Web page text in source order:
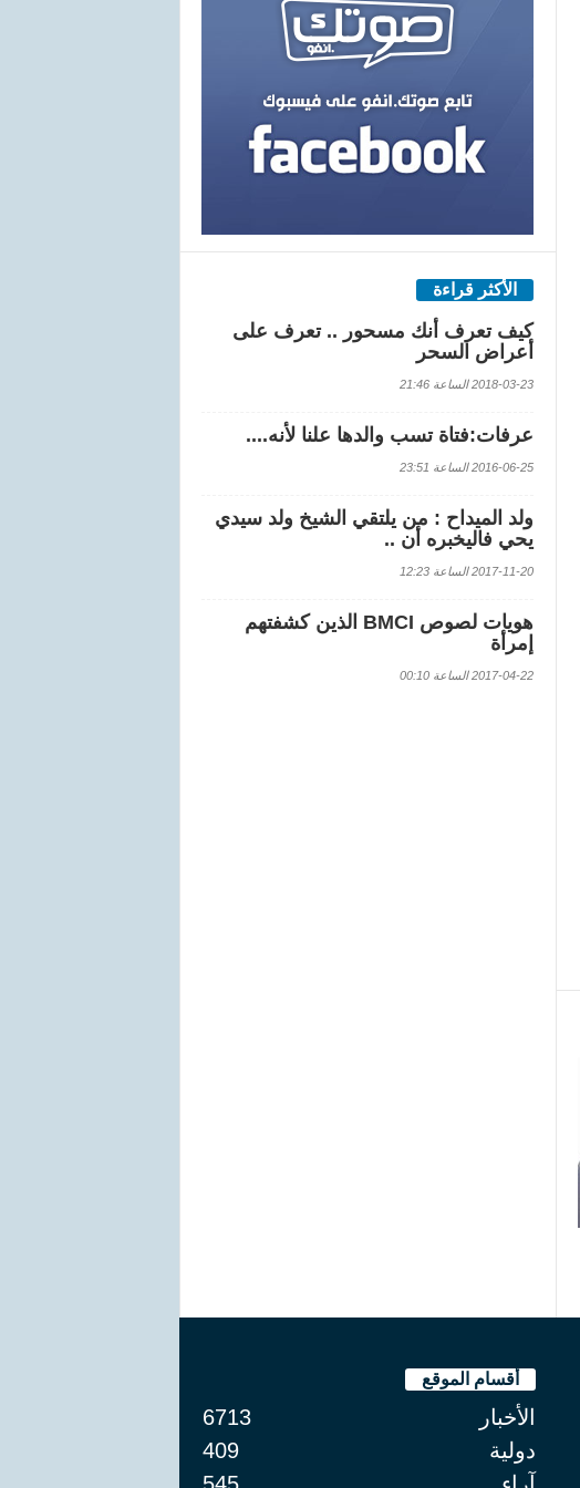
الأكثر قراءة
كيف تعرف أنك مسحور .. تعرف على
أعراض السحر
2018-03-23 الساعة 21:46
عرفات:فتاة تسب والدها علنا لأنه....
2016-06-25 الساعة 23:51
ولد الميداح : من يلتقي الشيخ ولد سيدي
يحي فاليخبره أن ..
2017-11-20 الساعة 12:23
هويات لصوص BMCI الذين كشفتهم
إمرأة
2017-04-22 الساعة 00:10
أقسام الموقع
الأخبار
6713
دولية
409